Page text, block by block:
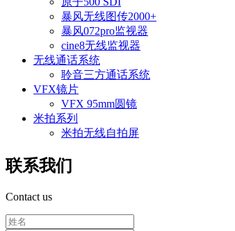
暴风无线图传2000+
暴风072pro监视器
cine8无线监视器
无线通话系统
聆音三方通话系统
VFX镜片
VFX 95mm圆镜
米拍系列
米拍无线自拍屏
联系我们
Contact us